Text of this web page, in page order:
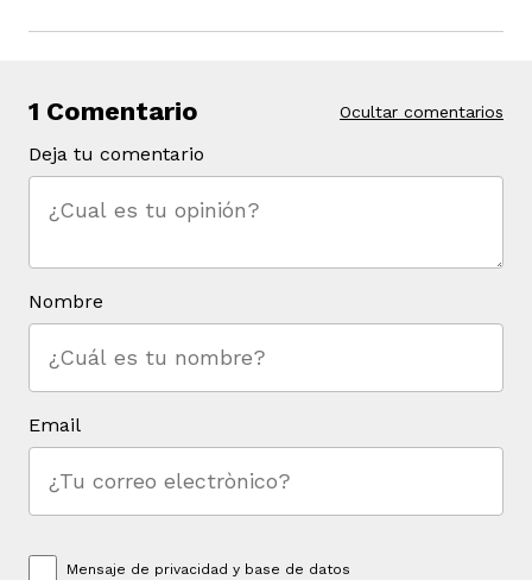
1 Comentario Ocultar comentarios
Deja tu comentario
Nombre
Email
Mensaje de privacidad y base de datos